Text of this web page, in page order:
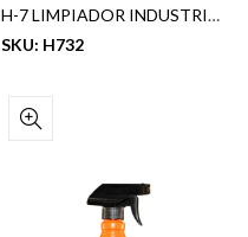
H-7 LIMPIADOR INDUSTRIAL Y DESENGRASANTE 36 OZ
SKU: H732